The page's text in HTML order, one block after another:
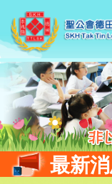
最新